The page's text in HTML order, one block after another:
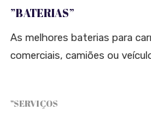
”BATERIAS”
As melhores baterias para
comerciais, camiões ou
”SERVIÇOS